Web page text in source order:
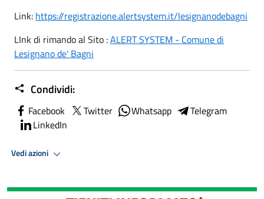
Link: https://registrazione.alertsystem.it/lesignanodebagni
LInk di rimando al Sito :ALERT SYSTEM - Comune di
Lesignano de' Bagni
Condividi:
Facebook Twitter Whatsapp
Telegram
LinkedIn
Vedi azioni